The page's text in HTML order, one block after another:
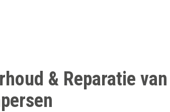
& Reparatie van